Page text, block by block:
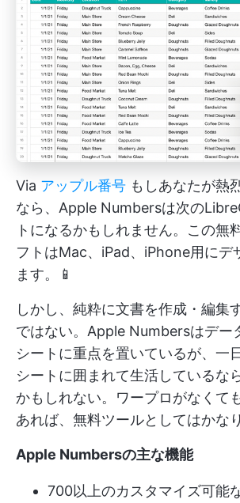
Via アップル番号 もしあなたが熱
なら、Apple Numbersは次の
トになるかもしれません。この無
フトはMac、iPad、iPhone用にデ
ます。📱
しかし、純粋に文書を作成・編集
ではない。Apple Numbersはデー
シートに重点を置いているが、一
シートに囲まれて生活しているな
かもしれない。ワープロがなくて
あれば、無料ツールとしてはかな
Apple Numbersの主な機能
700以上のカスタマイズ可能